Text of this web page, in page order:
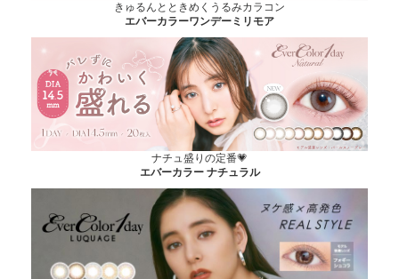
きゅるんとときめくうるみカラコン
エバーカラーワンデーミリモア
ナチュ盛りの定番💗
エバーカラー ナチュラル